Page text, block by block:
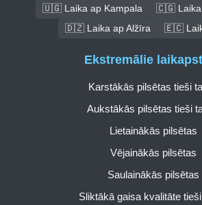
🇺🇬 Laika ap Kampala
🇨🇬 Laika
🇩🇿 Laika ap Alžīra
🇪🇨
Ekstremālie
Karstākās pilsētas tieši
Aukstākās pilsētas tieši
Lietainākās pilsētas
Vējainākās pilsētas
Saulainākās pilsētas
Sliktākā gaisa kvalitāte